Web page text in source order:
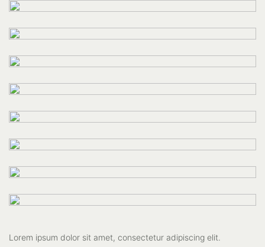
Lorem ipsum dolor sit amet, consectetur adipiscing elit.